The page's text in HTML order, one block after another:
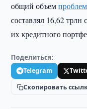
общий объем
составлял 16,62 трлн
их кредитного
Поделиться:
Telegram
Скопировать